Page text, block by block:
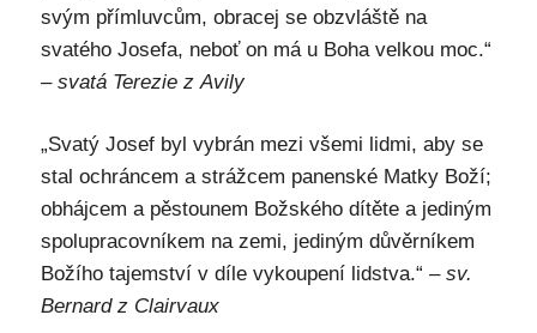
svým přímluvcům, obracej se obzvláště na
svatého Josefa, neboť on má u Boha velkou moc.“
– svatá Terezie z Avily
„Svatý Josef byl vybrán mezi všemi lidmi, aby se
stal ochráncem a strážcem panenské Matky Boží;
obhájcem a pěstounem Božského dítěte a jediným
spolupracovníkem na zemi, jediným důvěrníkem
Božího tajemství v díle vykoupení lidstva.“ – sv.
Bernard z Clairvaux